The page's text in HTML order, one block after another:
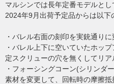
マルシンでは長年定番モデルとし
2024年9月出荷予定品からは以下
・バレル右面の刻印を実銃通りに
・バレル上下に空いていたホッ
定スクリューの穴を無くしてリ
・フォーシングコーン(シリンダ
素材を変更して、回転時の摩擦抵